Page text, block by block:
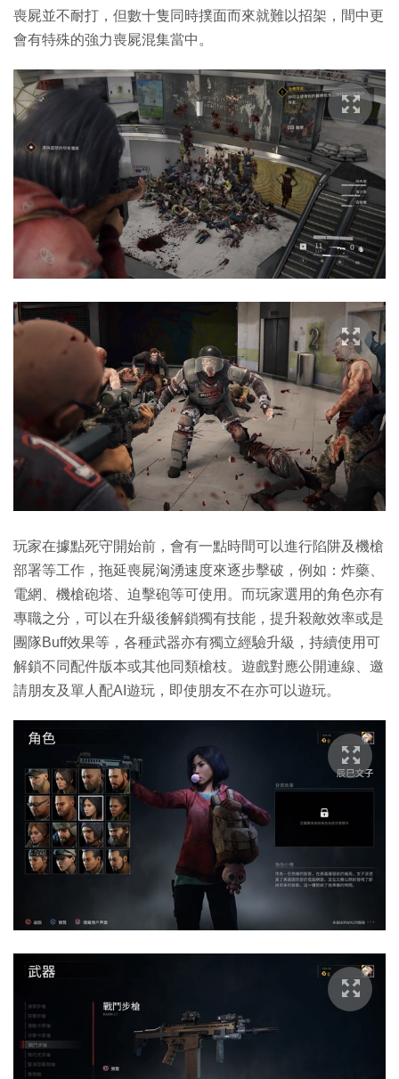
喪屍並不耐打，但數十隻同時撲面而來就難以招架，間中更
會有特殊的強力喪屍混集當中。
玩家在據點死守開始前，會有一點時間可以進行陷阱及機槍
部署等工作，拖延喪屍洶湧速度來逐步擊破，例如：炸藥、
電網、機槍砲塔、迫擊砲等可使用。而玩家選用的角色亦有
專職之分，可以在升級後解鎖獨有技能，提升殺敵效率或是
團隊Buff效果等，各種武器亦有獨立經驗升級，持續使用可
解鎖不同配件版本或其他同類槍枝。遊戲對應公開連線、邀
請朋友及單人配AI遊玩，即使朋友不在亦可以遊玩。